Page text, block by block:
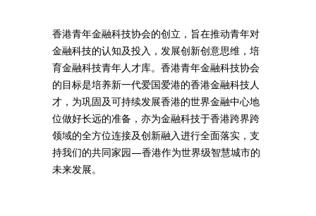
香港青年金融科技协会的创立，旨在推动青年对
金融科技的认知及投入，发展创新创意思维，培
育金融科技青年人才库。香港青年金融科技协会
的目标是培养新一代爱国爱港的香港金融科技人
才，为巩固及可持续发展香港的世界金融中心地
位做好长远的准备，亦为金融科技于香港跨界跨
领域的全方位连接及创新融入进行全面落实，支
持我们的共同家园—香港作为世界级智慧城市的
未来发展。